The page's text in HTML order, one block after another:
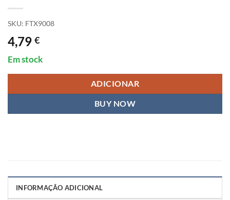
SKU: FTX9008
4,79 €
Em stock
ADICIONAR
BUY NOW
INFORMAÇÃO ADICIONAL